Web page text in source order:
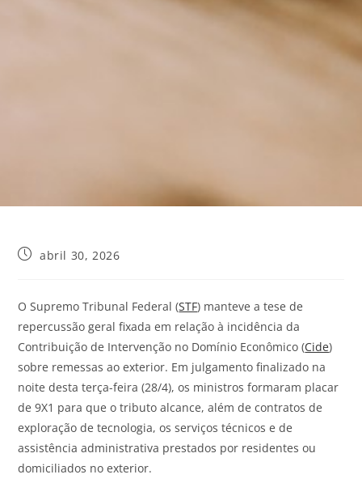
abril 30, 2026
O Supremo Tribunal Federal (STF) manteve a tese de
repercussão geral fixada em relação à incidência da
Contribuição de Intervenção no Domínio Econômico (Cide)
sobre remessas ao exterior. Em julgamento finalizado na
noite desta terça-feira (28/4), os ministros formaram placar
de 9X1 para que o tributo alcance, além de contratos de
exploração de tecnologia, os serviços técnicos e de
assistência administrativa prestados por residentes ou
domiciliados no exterior.